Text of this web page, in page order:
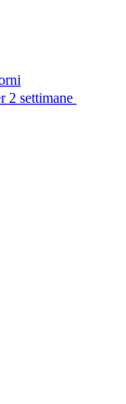
2 settimane